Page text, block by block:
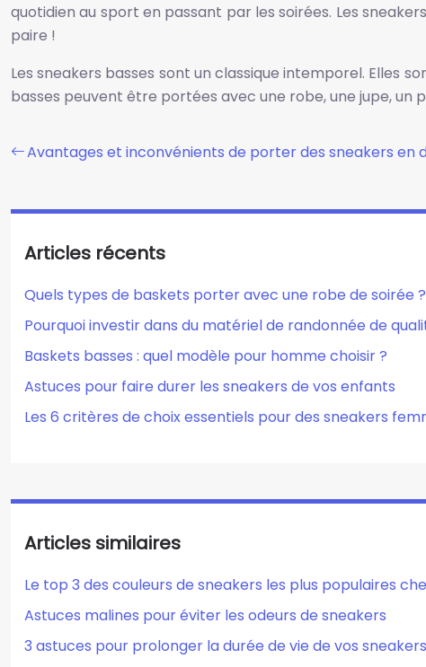
quotidien au sport en passant par les soirées. Les
paire !
Les sneakers basses sont un classique intemporel. Elles
basses peuvent être portées avec une robe, une jupe, un
Avantages et inconvénients de porter des sneakers en
Articles récents
Quels types de baskets porter avec une robe de soirée ?
Pourquoi investir dans du matériel de randonnée de
Baskets basses : quel modèle pour homme choisir ?
Astuces pour faire durer les sneakers de vos enfants
Les 6 critères de choix essentiels pour des sneakers
Articles similaires
Le top 3 des couleurs de sneakers les plus populaires
Astuces malines pour éviter les odeurs de sneakers
3 astuces pour prolonger la durée de vie de vos sneakers